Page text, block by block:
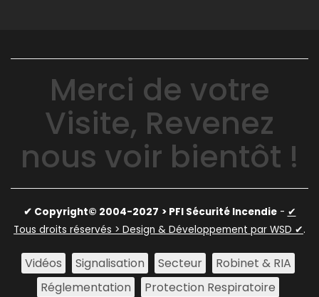
Merci de votre
Visite, Revenez
nous voir bientôt !
✔ Copyright© 2004-2027 > PFI Sécurité Incendie- ✔
Tous droits réservés > Design & Développement par WSD ✔.
Vidéos Signalisation Secteur
Robinet & RIA
Réglementation
Protection Respiratoire